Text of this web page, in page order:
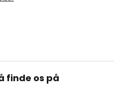
finde os på